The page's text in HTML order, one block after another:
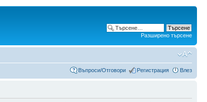
Разширено търсене
Въпроси/Отговори Регистрация Влез